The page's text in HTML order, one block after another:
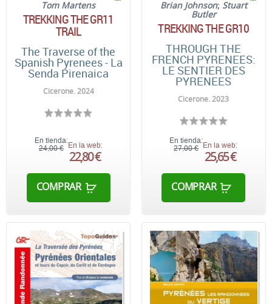
Tom Martens
TREKKING THE GR11
TRAIL
The Traverse of the
Spanish Pyrenees - La
Senda Pirenaica
Cicerone. 2024
En tienda:
24,00 € En la web:
22,80 €
COMPRAR
Brian Johnson; Stuart
Butler
TREKKING THE GR10
THROUGH THE
FRENCH PYRENEES:
LE SENTIER DES
PYRENEES
Cicerone. 2023
En tienda:
27,00 € En la web:
25,65 €
COMPRAR